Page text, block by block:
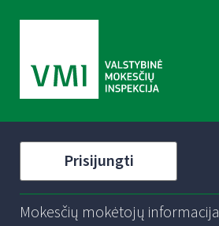
Prisijungti
Mokesčių mokėtojų informacija